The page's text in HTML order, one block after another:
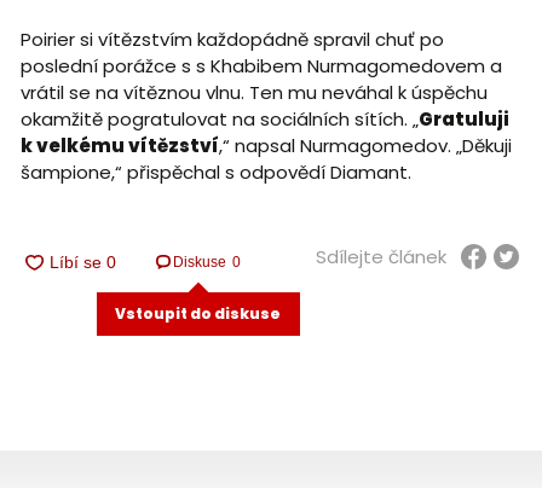
Poirier si vítězstvím každopádně spravil chuť po
poslední porážce s s Khabibem Nurmagomedovem a
vrátil se na vítěznou vlnu. Ten mu neváhal k úspěchu
okamžitě pogratulovat na sociálních sítích. „Gratuluji
k velkému vítězství,“ napsal Nurmagomedov. „Děkuji
šampione,“ přispěchal s odpovědí Diamant.
Diskuse 0
Vstoupit do diskuse
Sdílejte článek